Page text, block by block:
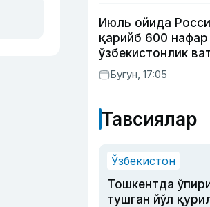
Июль ойида
қарийб 600 нафар
ўзбекистонлик
қайтарилди
Бугун, 17:05
Тавсиялар
Ўзбекистон
Тошкентда
тушган йўл